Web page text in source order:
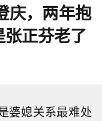
庆，两年抱
正芬老了
婆媳关系最难处